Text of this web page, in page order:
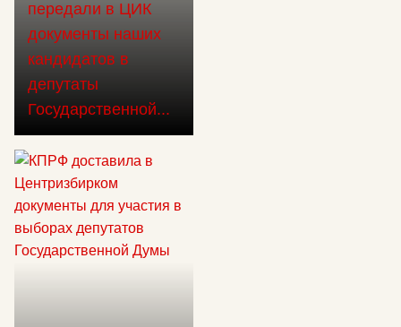
передали в ЦИК
документы наших
кандидатов в
депутаты
Государственной...